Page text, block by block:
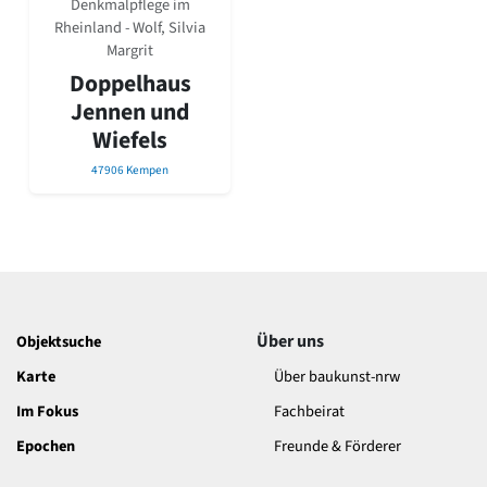
David Chipperfield
Harald Deilmann
Gottfried Böhm
Schneider von Esleben
Peter Behrens
Auszeichnung vorbildlicher Bauten NRW 2020
Big Beautiful Buildings (Großbauten der Nachkriegszeit)
Reformarchitektur
Historismus
Klassizismus
Renaissance
Denkmalpflege im
Rheinland - Wolf, Silvia
Margrit
Doppelhaus
Jennen und
Wiefels
47906 Kempen
Objektsuche
Karte
Im Fokus
Epochen
Über uns
Über baukunst-nrw
Fachbeirat
Freunde & Förderer